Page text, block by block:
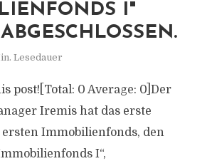
I"
Lesedauer
post![Total: 0 Average: 0]Der
Iremis hat das erste
ersten Immobilienfonds, den
I“,